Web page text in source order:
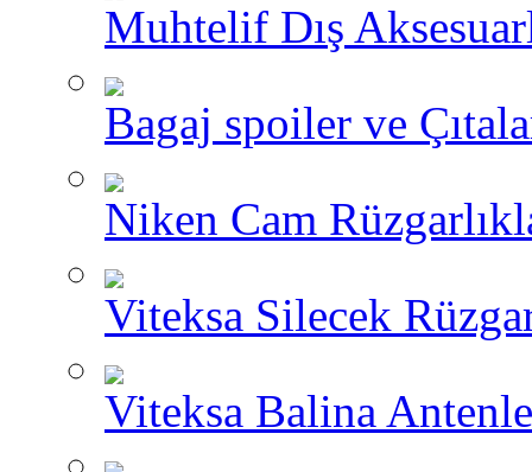
Muhtelif Dış
Bagaj spoiler ve
Niken Cam
Viteksa Silecek
Viteksa Balina